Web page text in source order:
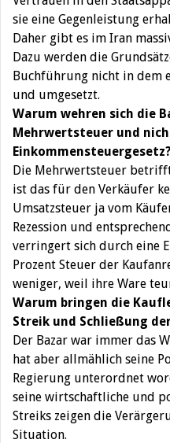
sie eine Gegenleistung
Daher gibt es im Iran
Dazu werden die
Buchführung nicht in dem
und umgesetzt.
Warum wehren sich die
Mehrwertsteuer und
Einkommensteuergesetz?
Die Mehrwertsteuer
ist das für den Verkäufer
Umsatzsteuer ja vom
Rezession und
verringert sich durch eine
Prozent Steuer der
weniger, weil ihre Ware
Warum bringen die
Streik und Schließung
Der Bazar war immer das
hat aber allmählich seine
Regierung unterordnet
seine wirtschaftliche und
Streiks zeigen die
Situation.